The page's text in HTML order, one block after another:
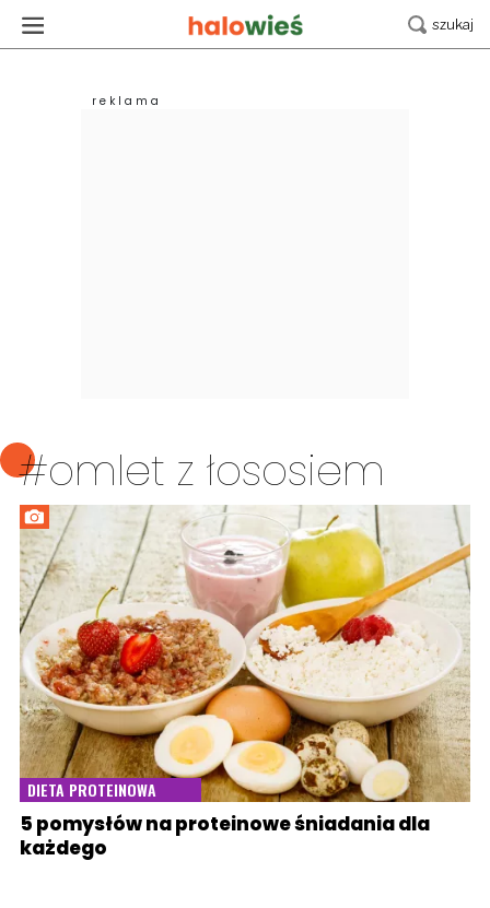
#omlet z łososiem
DIETA PROTEINOWA
5 pomysłów na proteinowe śniadania dla
każdego